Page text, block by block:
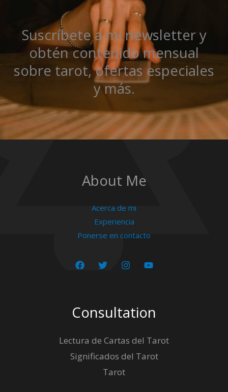
Suscríbete a mi newsletter y
obtén contenido mensual
sobre tarot, ofertas especiales
y más.
About Me
Acerca de mi
Experiencia
Ponerse en contacto
Consultation
Lectura de Cartas del Tarot
Significados del Tarot
Tarot